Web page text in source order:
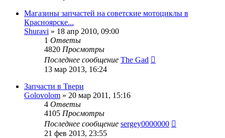
Магазины запчастей на советские мотоциклы в
Красноярске...
Shuravi » 18 апр 2010, 09:00
1 Ответы
4820 Просмотры
Последнее сообщение The Gad
13 мар 2013, 16:24
Запчасти в Твери
Golovolom » 20 мар 2011, 15:16
4 Ответы
4105 Просмотры
Последнее сообщение sergey0000000
21 фев 2013, 23:55